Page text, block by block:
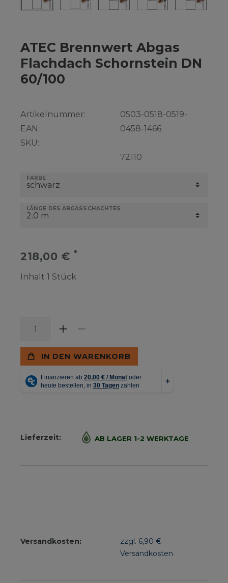
ATEC Brennwert Abgas
Flachdach Schornstein DN
60/100
Artikelnummer:
EAN:
SKU:
0503-0518-0519-
0458-1466
72110
FARBE
LÄNGE DES ABGASSCHACHTES
218,00 € *
Inhalt 1 Stück
IN DEN WARENKORB
Lieferzeit: AB LAGER 1-2 WERKTAGE
Versandkosten:
zzgl. 6,90 €
Versandkosten